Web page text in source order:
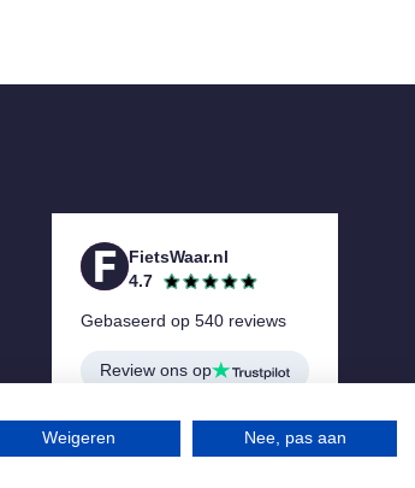
FietsWaar.nl
4.7
Gebaseerd op 540 reviews
Review ons op
Weigeren Nee, pas aan